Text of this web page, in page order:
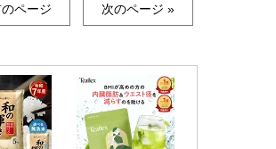
ページ 次のページ »